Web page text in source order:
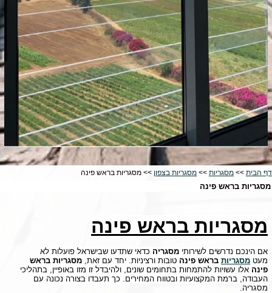
דף הבית >> מסגריות >> מסגריות בצפון >> מסגריות בראש פינה
מסגריות בראש פינה
מסגריות בראש פינה
אם הינכם נדרשים לשירותי מסגריה כדאי שתדעו שבישראל פועלות לא
מעט מסגריותבראש פינה טובות ורציניות. יחד עם זאת, מסגריות בראש
פינה אלו עשויות להתמחות בתחומים שונים, ולהיבדל זו מזו באופיין, בתהליכי
העבודה, ברמת המקצועיות ובטווח המחירים. כך תעבדו בצורה נכונה עם
מסגריה.